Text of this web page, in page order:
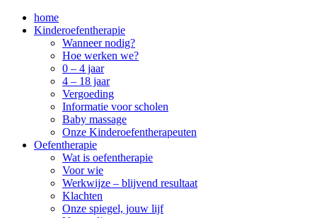
home
Kinderoefentherapie
Wanneer nodig?
Hoe werken we?
0 – 4 jaar
4 – 18 jaar
Vergoeding
Informatie voor scholen
Baby massage
Onze Kinderoefentherapeuten
Oefentherapie
Wat is oefentherapie
Voor wie
Werkwijze – blijvend resultaat
Klachten
Onze spiegel, jouw lijf